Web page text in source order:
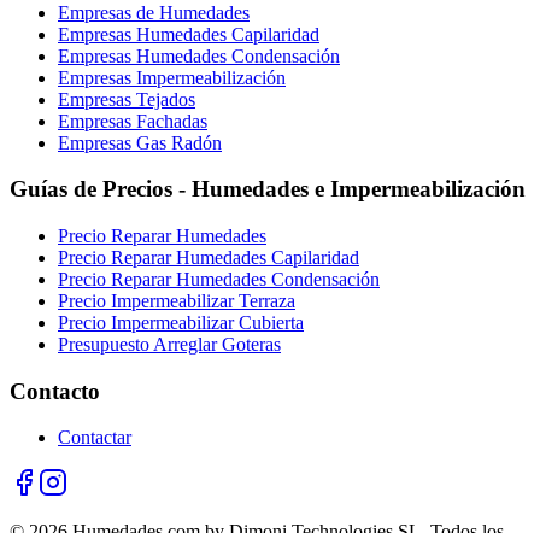
Empresas de Humedades
Empresas Humedades Capilaridad
Empresas Humedades Condensación
Empresas Impermeabilización
Empresas Tejados
Empresas Fachadas
Empresas Gas Radón
Guías de Precios - Humedades e Impermeabilización
Precio Reparar Humedades
Precio Reparar Humedades Capilaridad
Precio Reparar Humedades Condensación
Precio Impermeabilizar Terraza
Precio Impermeabilizar Cubierta
Presupuesto Arreglar Goteras
Contacto
Contactar